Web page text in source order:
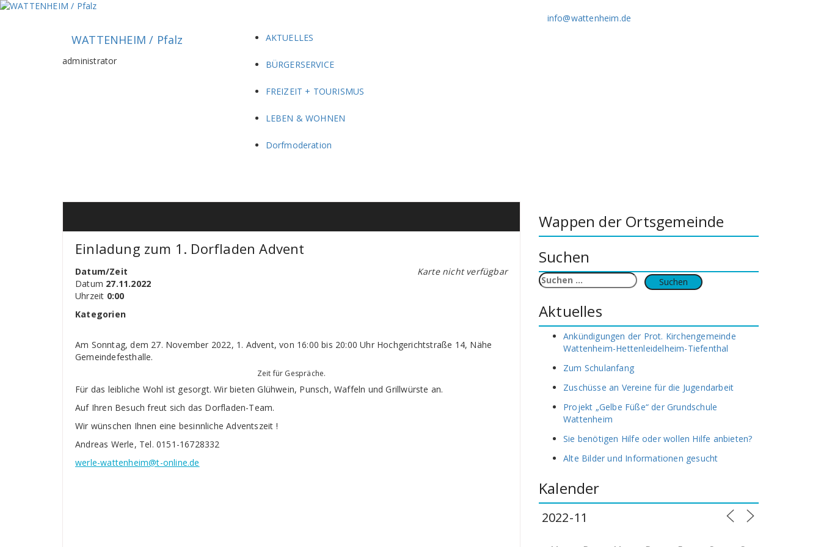
Zum
info@wattenheim.de
WATTENHEIM / Pfalz
administrator
AKTUELLES
BÜRGERSERVICE
FREIZEIT + TOURISMUS
LEBEN & WOHNEN
Dorfmoderation
Einladung zum 1. Dorfladen Advent
Karte nicht verfügbar
Datum/Zeit
Datum 27.11.2022
Uhrzeit 0:00
Kategorien
Am Sonntag, dem 27. November 2022, 1. Advent, von 16:00 bis 20:00 Uhr Hochgerichtstraße 14, Nähe
Gemeindefesthalle.
Zeit für Gespräche.
Für das leibliche Wohl ist gesorgt. Wir bieten Glühwein, Punsch, Waffeln und Grillwürste an.
Auf Ihren Besuch freut sich das Dorfladen-Team.
Wir wünschen Ihnen eine besinnliche Adventszeit !
Andreas Werle, Tel. 0151-16728332
werle-wattenheim@t-online.de
Wappen der Ortsgemeinde
Suchen
Suchen
nach:
Aktuelles
Ankündigungen der Prot. Kirchengemeinde
Wattenheim-Hettenleidelheim-Tiefenthal
Zum Schulanfang
Zuschüsse an Vereine für die Jugendarbeit
Projekt „Gelbe Füße“ der Grundschule
Wattenheim
Sie benötigen Hilfe oder wollen Hilfe anbieten?
Alte Bilder und Informationen gesucht
Kalender